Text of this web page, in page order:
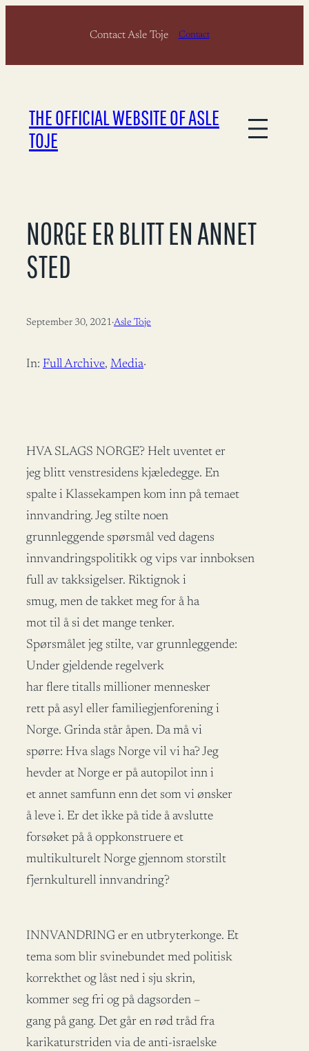
Contact Asle Toje Contact
THE OFFICIAL WEBSITE OF ASLE
TOJE
NORGE ER BLITT EN ANNET
STED
September 30, 2021·Asle Toje
In: Full Archive, Media·
HVA SLAGS NORGE? Helt uventet er
jeg blitt venstresidens kjæledegge. En
spalte i Klassekampen kom inn på temaet
innvandring. Jeg stilte noen
grunnleggende spørsmål ved dagens
innvandringspolitikk og vips var innboksen
full av takksigelser. Riktignok i
smug, men de takket meg for å ha
mot til å si det mange tenker.
Spørsmålet jeg stilte, var grunnleggende:
Under gjeldende regelverk
har flere titalls millioner mennesker
rett på asyl eller familiegjenforening i
Norge. Grinda står åpen. Da må vi
spørre: Hva slags Norge vil vi ha? Jeg
hevder at Norge er på autopilot inn i
et annet samfunn enn det som vi ønsker
å leve i. Er det ikke på tide å avslutte
forsøket på å oppkonstruere et
multikulturelt Norge gjennom storstilt
fjernkulturell innvandring?
INNVANDRING er en utbryterkonge. Et
tema som blir svinebundet med politisk
korrekthet og låst ned i sju skrin,
kommer seg fri og på dagsorden –
gang på gang. Det går en rød tråd fra
karikaturstriden via de anti-israelske